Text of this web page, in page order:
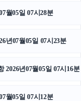
이혼변호사
월05일 07시28분
년07월05일 07시23분
2026년07월05일 07시16분
월05일 07시12분